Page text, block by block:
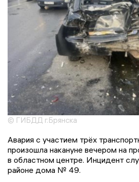
© ГИБДД г.Брянска
Авария с участием трёх
произошла накануне вечером на
в областном центре. Инцидент
районе дома № 49.